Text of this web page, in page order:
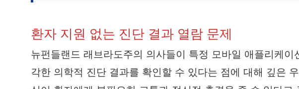
환자 지원 없는 진단 결과 열람 문제
뉴펀들랜드 래브라도주의 의사들이 특정 모바일 애플리케
각한 의학적 진단 결과를 확인할 수 있다는 점에 대해 깊은